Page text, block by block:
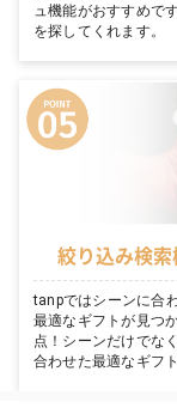
ュ機能がおすすめで
を探してくれます。
絞り込み検
tanpではシーンに合
最適なギフトが見つ
点！シーンだけでな
合わせた最適なギフ